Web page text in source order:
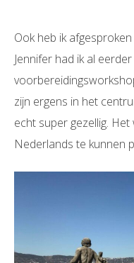
Ook heb ik
Jennifer had ik al
zijn ergens in het
echt super gezellig.
Nederlands te kunnen